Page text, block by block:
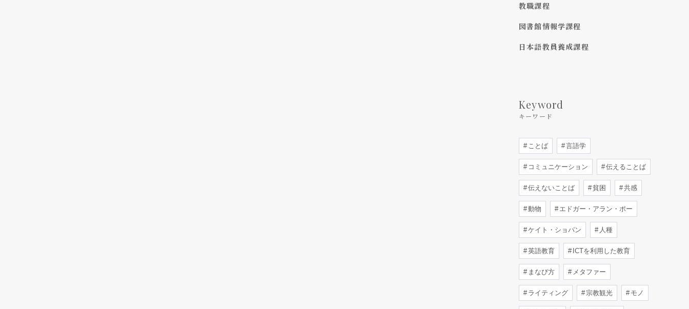
教職課程
図書館情報学課程
日本語教員養成課程
Keyword
キーワード
ことば 言語学
コミュニケーション 伝えることば
伝えないことば 貧困 共感
動物 エドガー・アラン・ポー
ケイト・ショパン 人種
英語教育 ICTを利用した教育
まなび方 メタファー
ライティング 宗教観光 モノ